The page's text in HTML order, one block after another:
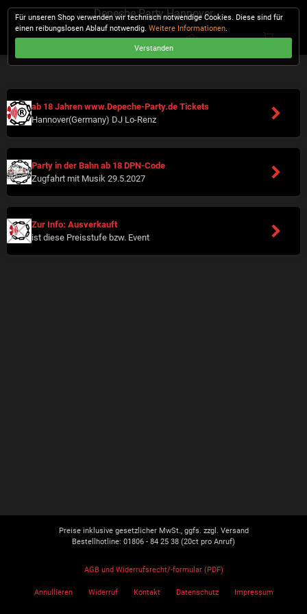
Depeche Party Hannover
ab 18 Jahren www.Depeche-Party.de Tickets
Hannover(Germany) DJ Lo-Renz
Party in der Bahn ab 18 DPN-Code
Zugfahrt mit Musik 29.5.2027
Zur Info: Ausverkauft
ist diese Preisstufe bzw. Event
Für unseren Shop verwenden wir technisch notwendige Cookies. Diese sind für
einen reibungslosen Ablauf notwendig.Weitere Informationen.
Verstanden
Preise inklusive gesetzlicher MwSt., ggfs. zzgl. Versand
Bestellhotline: 01806 - 84 25 38 (20ct pro Anruf)
AGB und Widerrufsrecht/-formular (PDF)
Annullieren Widerruf Kontakt Datenschutz Impressum